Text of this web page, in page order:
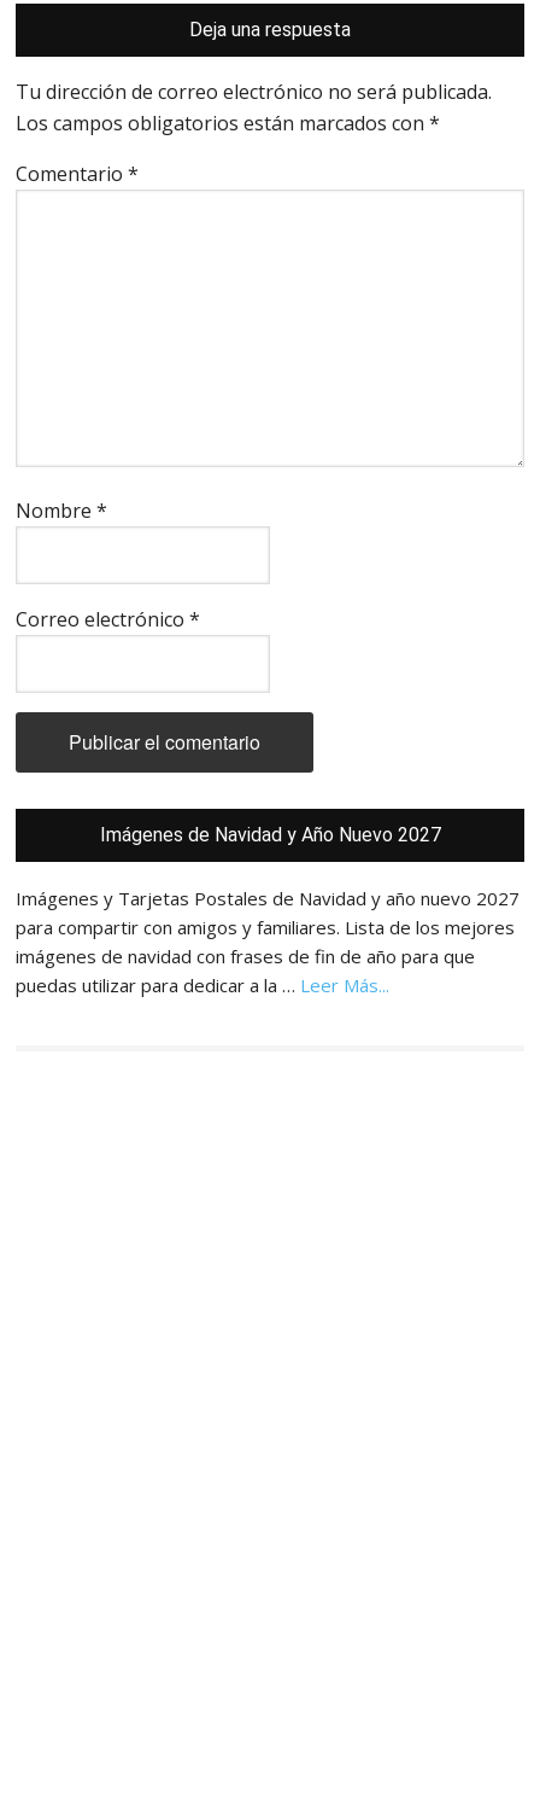
los
lectores
Deja una respuesta
Tu dirección de correo electrónico no será publicada.
Los campos obligatorios están marcados con*
Comentario*
Nombre*
Correo electrónico*
principal
Imágenes de Navidad y Año Nuevo 2027
Imágenes y Tarjetas Postales de Navidad y año nuevo 2027
para compartir con amigos y familiares. Lista de los mejores
imágenes de navidad con frases de fin de año para que
puedas utilizar para dedicar a la … Leer Más...